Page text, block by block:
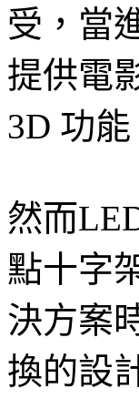
受，當
提供電
3D 功能
然而
點十字
決方案
換的設